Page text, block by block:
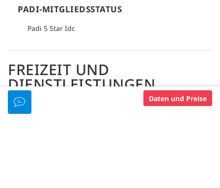
PADI-MITGLIEDSSTATUS
Padi 5 Star Idc
FREIZEIT UND
DIENSTLEISTUNGEN
FÜR FAMILIEN GEEIGNET
Daten und Preise